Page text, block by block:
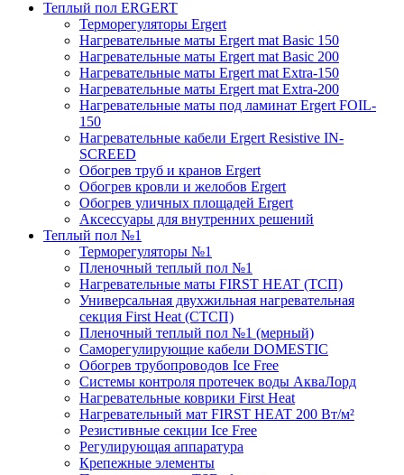
Теплый пол ERGERT
Терморегуляторы Ergert
Нагревательные маты Ergert mat Basic 150
Нагревательные маты Ergert mat Basic 200
Нагревательные маты Ergert mat Extra-150
Нагревательные маты Ergert mat Extra-200
Нагревательные маты под ламинат Ergert FOIL-
150
Нагревательные кабели Ergert Resistive IN-
SCREED
Обогрев труб и кранов Ergert
Обогрев кровли и желобов Ergert
Обогрев уличных площадей Ergert
Аксессуары для внутренних решений
Теплый пол №1
Терморегуляторы №1
Пленочный теплый пол №1
Нагревательные маты FIRST HEAT (ТСП)
Универсальная двухжильная нагревательная
секция First Heat (СТСП)
Пленочный теплый пол №1 (мерный)
Саморегулирующие кабели DOMESTIC
Обогрев трубопроводов Ice Free
Системы контроля протечек воды АкваЛорд
Нагревательные коврики First Heat
Нагревательный мат FIRST HEAT 200 Вт/м²
Резистивные секции Ice Free
Регулирующая аппаратура
Крепежные элементы